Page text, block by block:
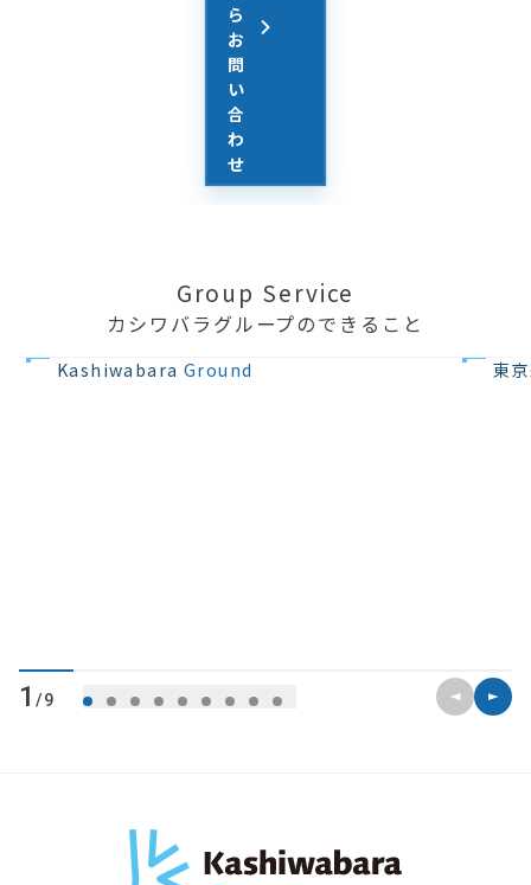
ら
お
問
い
合
わ
せ
Group Service
カシワバラグループのできること
Kashiwabara Ground 東
1/9 前のスライ
次のス